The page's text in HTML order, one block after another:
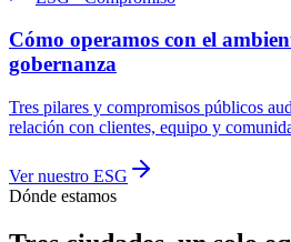
Cómo operamos con el
gobernanza
Tres pilares y compromisos públicos
relación con clientes, equipo y
Ver nuestro ESG
Dónde estamos